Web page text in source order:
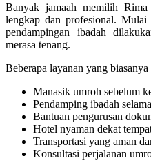
Banyak jamaah memilih
lengkap dan profesional. Mulai
pendampingan ibadah
merasa tenang.
Beberapa layanan yang
Manasik umroh sebelum
Pendamping ibadah
Bantuan pengurusan
Hotel nyaman dekat
Transportasi yang aman
Konsultasi perjalanan